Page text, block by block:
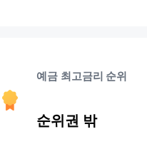
예금 최고금리 순위
순위권 밖